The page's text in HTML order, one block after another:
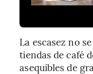
La escasez no
tiendas de café
asequibles de